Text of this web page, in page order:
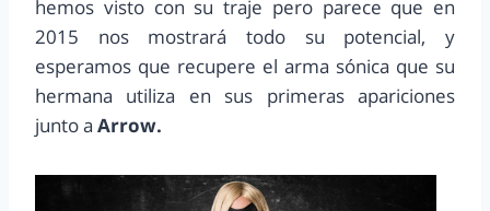
hemos visto con su traje pero parece que en
2015 nos mostrará todo su potencial, y
esperamos que recupere el arma sónica que su
hermana utiliza en sus primeras apariciones
junto a Arrow.